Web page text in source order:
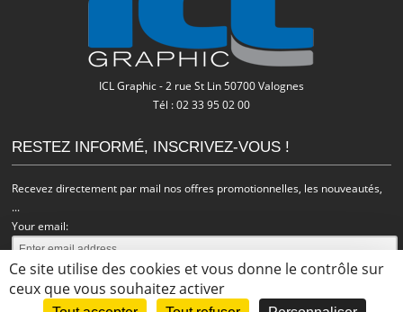
ICL Graphic - 2 rue St Lin 50700 Valognes
Tél : 02 33 95 02 00
RESTEZ INFORMÉ, INSCRIVEZ-VOUS !
Recevez directement par mail nos offres promotionnelles, les nouveautés,
...
Your email:
Ce site utilise des cookies et vous donne le contrôle sur
ceux que vous souhaitez activer